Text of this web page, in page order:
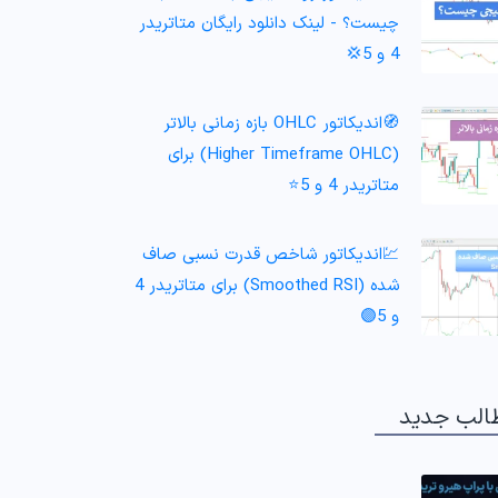
چیست؟ - لینک دانلود رایگان متاتریدر
4 و 5💢
🧭اندیکاتور OHLC بازه زمانی بالاتر
(Higher Timeframe OHLC) برای
متاتریدر 4 و 5⭐
💹اندیکاتور شاخص قدرت نسبی صاف
شده (Smoothed RSI) برای متاتریدر 4
و 5🟣
جدید